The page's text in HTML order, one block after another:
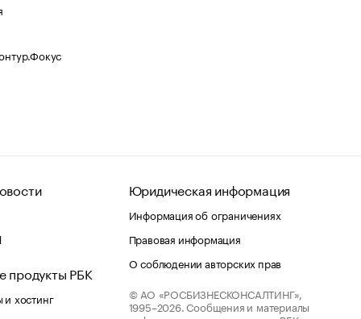
продукты РБК
хостинг
Юридическая информация
Информация об ограничениях
Правовая информация
О соблюдении авторских прав
© АО «РОСБИЗНЕСКОНСАЛТИНГ»,
1995–2026. Сообщения и материалы